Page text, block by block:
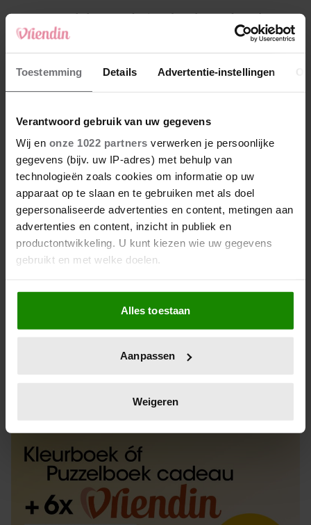
Toestemming Details Advertentie-instellingen
Verantwoord gebruik van uw gegevens
Wij en onze 1022 partners verwerken je persoonlijke
gegevens (bijv. uw IP-adres) met behulp van
technologieën zoals cookies om informatie op uw
apparaat op te slaan en te gebruiken met als doel
gepersonaliseerde advertenties en content, metingen aan
advertenties en content, inzicht in publiek en
productontwikkeling. U kunt kiezen wie uw gegevens
gebruikt en met welke doelen.
Als u het toestaat, willen we ook graag:
Informatie verzamelen over uw geografische
locatie, die tot een paar meter nauwkeurig kan zijn
scannen op specifieke eigenschappen (fingerprinting)
verwerkt en stel uw voorkeuren in het
intrekken in de Cookieverklaring.
We gebruiken cookies om content en advertenties te
personaliseren, om functies voor social media te bieden
en om ons websiteverkeer te analyseren. Ook delen we
informatie over uw gebruik van onze site met onze
Alles toestaan
Aanpassen
Weigeren
4 Makelaar Mandy: ‘Een bericht van de BN’er.
Een foto. Mijn lijf reageert’
5 Makelaar Mandy: ‘Vrijdagavond belde Bart.
Hij sprak eng kalm’
Nieuw